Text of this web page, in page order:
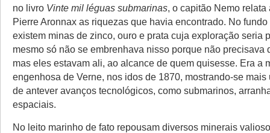
no livro Vinte mil léguas submarinas, o capitão Nemo relata
Pierre Aronnax as riquezas que havia encontrado. No fundo
existem minas de zinco, ouro e prata cuja exploração seria
mesmo só não se embrenhava nisso porque não precisava
mas eles estavam ali, ao alcance de quem quisesse. Era a
engenhosa de Verne, nos idos de 1870, mostrando-se mais
de antever avanços tecnológicos, como submarinos,
espaciais.
No leito marinho de fato repousam diversos minerais